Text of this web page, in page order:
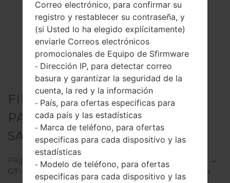
FIRMWARE OFICIAL #23719
PARA GT-I9500 -
SAMSUNGGALAXY S4
Página principal → Galaxy S4 SamsungGT-I9500
→
GT-I9500_10_20170208101026_2muvsb85tq_fac.zip
Correo electrónico, para confirmar su
registro y restablecer su contraseña, y
(si Usted lo ha elegido explícitamente)
enviarle Correos electrónicos
promocionales de Equipo de Sfirmware
- Dirección IP, para detectar correo
basura y garantizar la seguridad de la
cuenta, la red y la información
- País, para ofertas especificas para
cada país y las estadísticas
- Marca de teléfono, para ofertas
especificas para cada dispositivo y las
estadísticas
- Modelo de teléfono, para ofertas
especificas para cada dispositivo y las